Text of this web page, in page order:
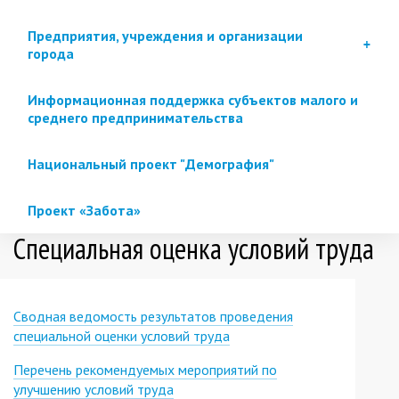
Предприятия, учреждения и организации
города
Информационная поддержка субъектов малого и
среднего предпринимательства
Национальный проект "Демография"
Проект «Забота»
Специальная оценка условий труда
Сводная ведомость результатов проведения
специальной оценки условий труда
Перечень рекомендуемых мероприятий по
улучшению условий труда